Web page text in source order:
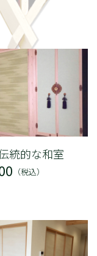
統的な和室
（税込）